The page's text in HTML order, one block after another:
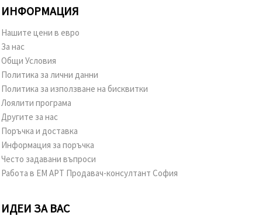
ИНФОРМАЦИЯ
Нашите цени в евро
За нас
Общи Условия
Политика за лични данни
Политика за използване на бисквитки
Лоялити програма
Другите за нас
Поръчка и доставка
Информация за поръчка
Често задавани въпроси
Работа в ЕМ АРТ Продавач-консултант София
ИДЕИ ЗА ВАС